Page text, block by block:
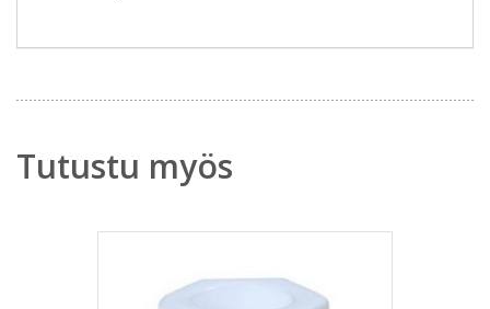
Tutustu myös